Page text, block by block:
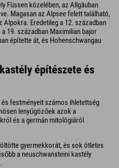
Füssen közelében, az Allgäuban
Magasan az Alpsee felett található,
Eredetileg a 12. században
19. században Maximilian bajor
építette át, és Hohenschwangau
építészete és
festményeit számos ihletettség
lenyűgözőek azok a
és a germán mitológiáról
gyermekkorát, és sok ötletes
a neuschwansteini kastély